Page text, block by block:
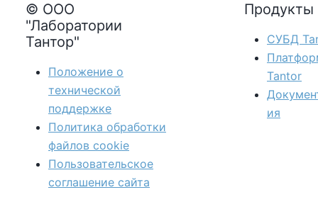
© ООО
"Лаборатории
Тантор"
Положение о
технической
поддержке
Политика обработки
файлов сookie
Пользовательское
соглашение сайта
Продукты
СУБД
Tantor
ия